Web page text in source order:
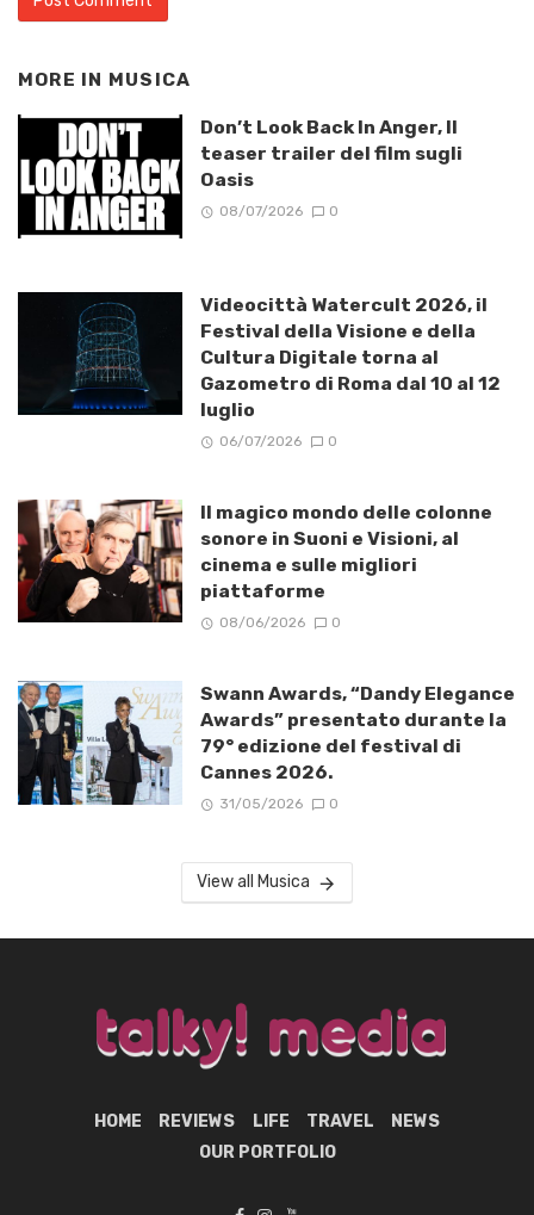
MORE IN MUSICA
Don’t Look Back In Anger, Il
teaser trailer del film sugli
Oasis
08/07/2026 0
Videocittà Watercult 2026, il
Festival della Visione e della
Cultura Digitale torna al
Gazometro di Roma dal 10 al 12
luglio
06/07/2026 0
Il magico mondo delle colonne
sonore in Suoni e Visioni, al
cinema e sulle migliori
piattaforme
08/06/2026 0
Swann Awards, “Dandy Elegance
Awards” presentato durante la
79° edizione del festival di
Cannes 2026.
31/05/2026 0
View all Musica
HOME REVIEWS LIFE TRAVEL
NEWS
OUR PORTFOLIO